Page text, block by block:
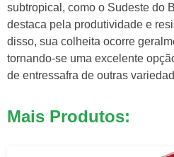
subtropical, como o Sudeste do
destaca pela produtividade e
disso, sua colheita ocorre
tornando-se uma excelente
de entressafra de outras
Mais Produtos: